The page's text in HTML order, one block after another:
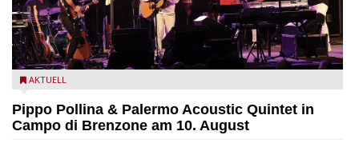
Pippo Pollina im Konzert mit dem Palermo Acoustic Quintet
AKTUELL
Pippo Pollina & Palermo Acoustic Quintet in
Campo di Brenzone am 10. August